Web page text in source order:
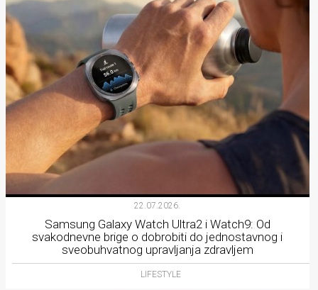
22.07.2026.
Samsung Galaxy Watch Ultra2 i Watch9: Od
svakodnevne brige o dobrobiti do jednostavnog i
sveobuhvatnog upravljanja zdravljem
LIFESTYLE